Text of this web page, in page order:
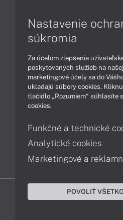
Ako nakupovať
Podpora a servis
Servisné
Diagnostiky online
DELL-SHOP © 2011 - 2026
Nastavenie
súkromia
Za účelom zlepšenia
poskytovaných služieb na
marketingové účely sa do
ukladajú súbory cookies.
tlačidlo „Rozumiem“ súhlasíte
cookies.
Funkčné a technické
Analytické cookies
Marketingové a
POVOLIŤ